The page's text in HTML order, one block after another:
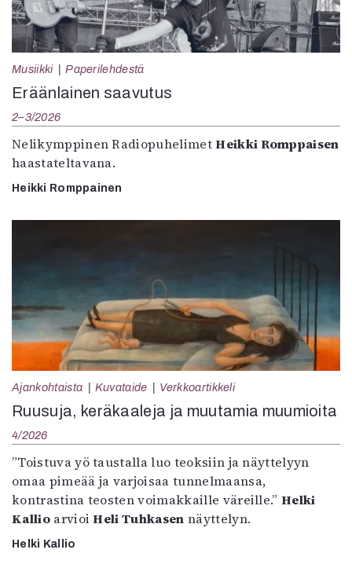
Musiikki Paperilehdestä
Eräänlainen saavutus
2–3/2026
Nelikymppinen RadiopuhelimetHeikki Romppaisen
haastateltavana.
Heikki Romppainen
Ajankohtaista Kuvataide Verkkoartikkeli
Ruusuja, keräkaaleja ja muutamia muumioita
4/2026
”Toistuva yö taustalla luo teoksiin ja näyttelyyn
omaa pimeää ja varjoisaa tunnelmaansa,
kontrastina teosten voimakkaille väreille.”Helki
KallioarvioiHeli Tuhkasen näyttelyn.
Helki Kallio